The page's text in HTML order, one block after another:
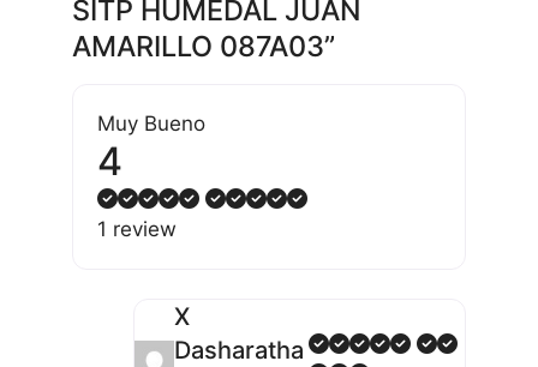
SITP HUMEDAL JUAN
AMARILLO 087A03”
Muy Bueno
4
1 review
X
Dasharatha